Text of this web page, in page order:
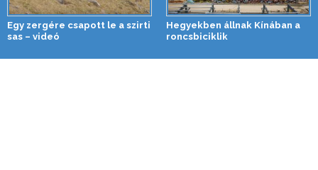
Egy zergére csapott le a szirti
sas – videó
Hegyekben állnak Kínában a
roncsbiciklik